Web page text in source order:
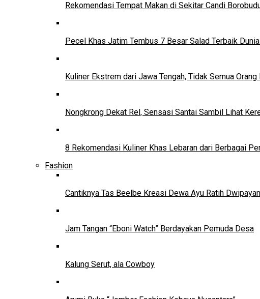
Rekomendasi Tempat Makan di Sekitar Candi
Pecel Khas Jatim Tembus 7 Besar Salad Terbaik
Kuliner Ekstrem dari Jawa Tengah, Tidak Semua
Nongkrong Dekat Rel, Sensasi Santai Sambil Lihat
8 Rekomendasi Kuliner Khas Lebaran dari Berbagai
Fashion
Cantiknya Tas Beelbe Kreasi Dewa Ayu Ratih
Jam Tangan “Eboni Watch” Berdayakan Pemuda Desa
Kalung Serut, ala Cowboy